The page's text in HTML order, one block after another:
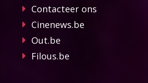
Contacteer ons
Cinenews.be
Out.be
Filous.be